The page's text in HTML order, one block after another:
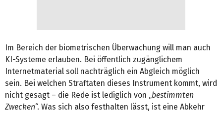
Im Bereich der biometrischen Überwachung will man auch
KI-Systeme erlauben. Bei öffentlich zugänglichem
Internetmaterial soll nachträglich ein Abgleich möglich
sein. Bei welchen Straftaten dieses Instrument kommt, wird
nicht gesagt – die Rede ist lediglich von „ bestimmten
Zwecken“. Was sich also festhalten lässt, ist eine Abkehr